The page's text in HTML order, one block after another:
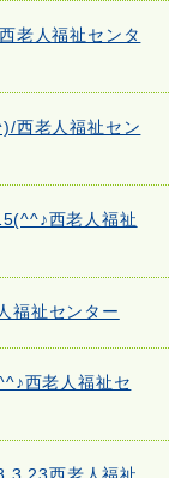
老人福祉センタ
西老人福祉セン
西老人福祉
福祉センター
西老人福祉セ